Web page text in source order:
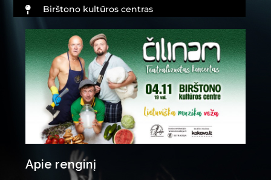
Birštono kultūros centras
Apie renginį